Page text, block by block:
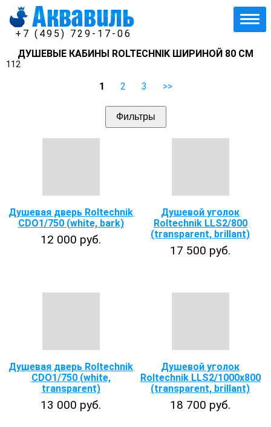
+7 (495) 729-17-06
ДУШЕВЫЕ КАБИНЫ ROLTECHNIK ШИРИНОЙ 80 СМ
112
1 2 3 >>
Фильтры
Душевая дверь Roltechnik
CDO1/750 (white, bark)
12 000 руб.
Душевой уголок
Roltechnik LLS2/800
(transparent, brillant)
17 500 руб.
Душевая дверь Roltechnik
CDO1/750 (white,
transparent)
13 000 руб.
Душевой уголок
Roltechnik LLS2/1000x800
(transparent, brillant)
18 700 руб.